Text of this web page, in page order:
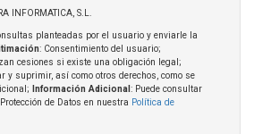
INFORMATICA, S.L.
planteadas por el usuario y enviarle la
: Consentimiento del usuario;
cesiones si existe una obligación legal;
y suprimir, así como otros derechos, como se
Información Adicional : Puede consultar
de Datos en nuestra Política de